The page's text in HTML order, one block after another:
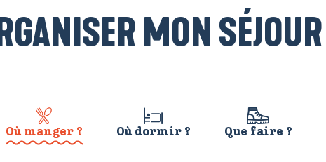
MON SÉJOUR
Où manger ? Où dormir ? Que faire ?